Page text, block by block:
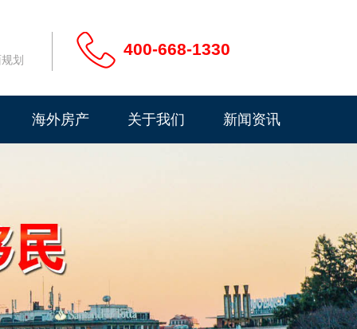
400-668-1330
划
海外房产 关于我们 新闻资讯